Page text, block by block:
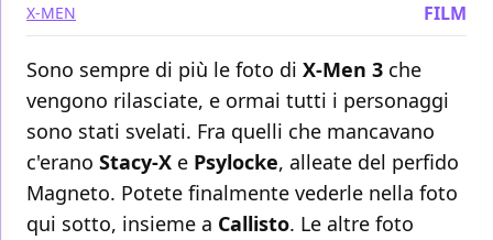
X-MEN FILM
Sono sempre di più le foto di X-Men 3 che
vengono rilasciate, e ormai tutti i personaggi
sono stati svelati. Fra quelli che mancavano
c'erano Stacy-X e Psylocke, alleate del perfido
Magneto. Potete finalmente vederle nella foto
qui sotto, insieme a Callisto. Le altre foto